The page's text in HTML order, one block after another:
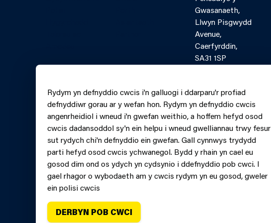
Gwasanaeth,
Llwyn Pisgwydd
Avenue,
Caerfyrddin,
SA31 1SP
lein Ffon.
0370 6060699
Rydym yn defnyddio cwcis i'n galluogi i ddarparu'r profiad
defnyddiwr gorau ar y wefan hon. Rydym yn defnyddio cwcis
angenrheidiol i wneud i'n gwefan weithio, a hoffem hefyd osod
cwcis dadansoddol sy'n ein helpu i wneud gwelliannau trwy fesur
sut rydych chi'n defnyddio ein gwefan. Gall cynnwys trydydd
parti hefyd osod cwcis ychwanegol. Bydd y rhain yn cael eu
gosod dim ond os ydych yn cydsynio i ddefnyddio pob cwci. I
gael rhagor o wybodaeth am y cwcis rydym yn eu gosod, gweler
ein polisi cwcis
DERBYN POB CWCI